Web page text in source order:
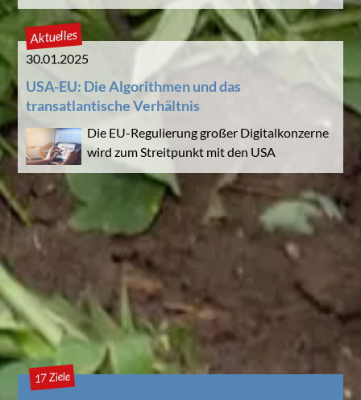
Aktuelles
30.01.2025
USA-EU: Die Algorithmen und das
transatlantische Verhältnis
Die EU-Regulierung großer Digitalkonzerne
wird zum Streitpunkt mit den USA
17 Ziele